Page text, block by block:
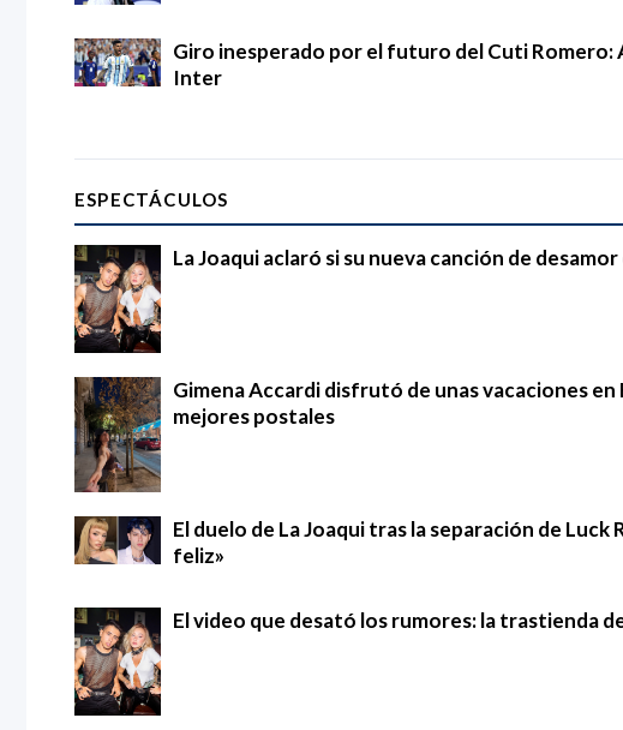
Giro inesperado por el futuro del Cuti
Inter
ESPECTÁCULOS
La Joaqui aclaró si su nueva canción de
Gimena Accardi disfrutó de unas vacaciones
mejores postales
El duelo de La Joaqui tras la separación de
feliz»
El video que desató los rumores: la trastienda